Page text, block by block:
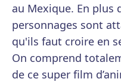
au Mexique. En plus
personnages sont
qu'ils faut croire en
On comprend
de ce super film